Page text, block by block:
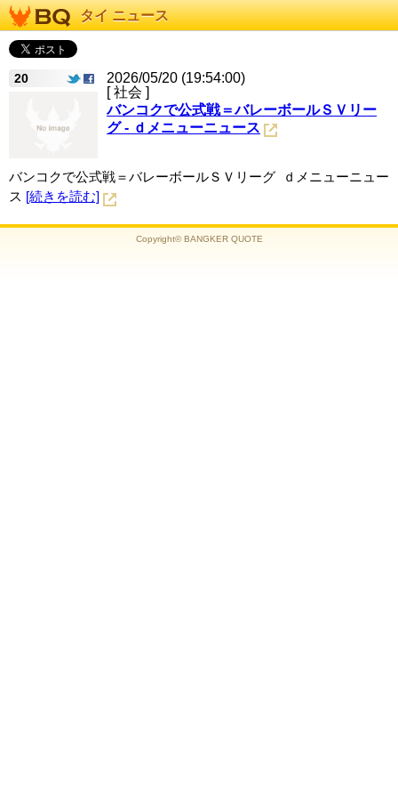
タイ ニュース
20
2026/05/20 (19:54:00)
[ 社会 ]
バンコクで公式戦＝バレーボールＳＶリー
グ - ｄメニューニュース
バンコクで公式戦＝バレーボールＳＶリーグ ｄメニューニュー
ス [続きを読む]
Copyright© BANGKER QUOTE